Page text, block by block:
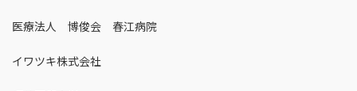
医療法人 博俊会 春江病院
イワツキ株式会社